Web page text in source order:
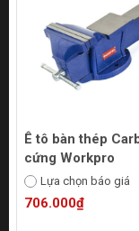
Ê tô bàn thép
cứng Workpro
Lựa chọn báo giá
706.000₫